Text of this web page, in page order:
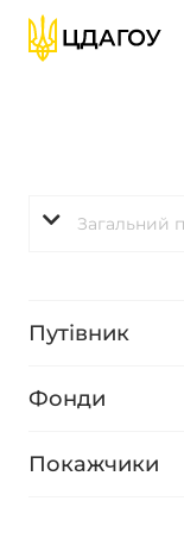
Путівник
Фонди
Покажчики